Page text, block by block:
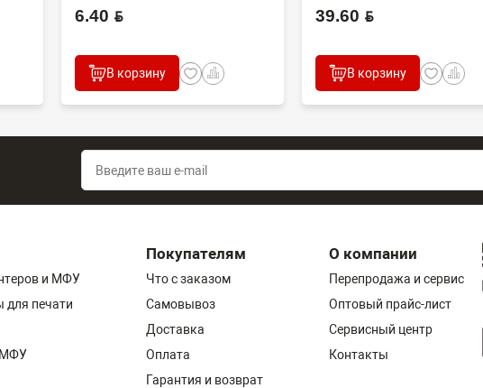
6.40 BYN
В корзину
60000 стр.
39.60 BYN
В корзину
и МФУ
для печати
МФУ
Покупателям
Что с заказом
Самовывоз
Доставка
Оплата
Гарантия и возврат
О компании
Перепродажа и сервис
Оптовый прайс-лист
Сервисный центр
Контакты